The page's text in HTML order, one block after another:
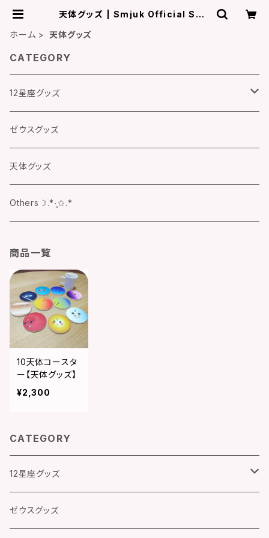
天体グッズ | Smjuk Official SHO
ホーム
天体グッズ
CATEGORY
12星座グッズ
牡羊座♈グッズ
牡牛座♉グッズ
双子座♊グッズ
獅子座♌グッズ
ゼウスグッズ
天体グッズ
Others☽.*·̩͙✩.*
商品一覧
10天体コースタ
ー【天体グッズ】
¥2,300
CATEGORY
12星座グッズ
牡羊座♈グッズ
ゼウスグッズ